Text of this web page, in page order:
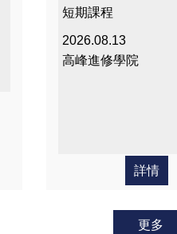
短期課程
2026.08.13
高峰進修學院
詳情
更多